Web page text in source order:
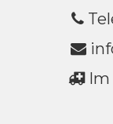
Im